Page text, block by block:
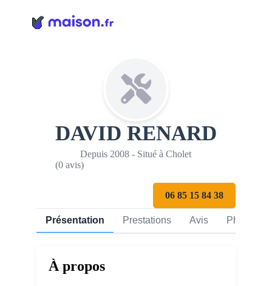
DAVID RENARD
Depuis 2008 - Situé à Cholet
(0 avis)
06 85 15 84 38
Présentation Prestations Avis Photos
À propos